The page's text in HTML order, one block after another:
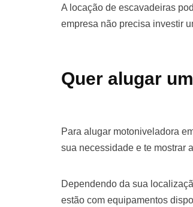
A locação de escavadeiras
empresa não precisa investir
Quer alugar
Para alugar motoniveladora
sua necessidade e te mostrar
Dependendo da sua
estão com equipamentos